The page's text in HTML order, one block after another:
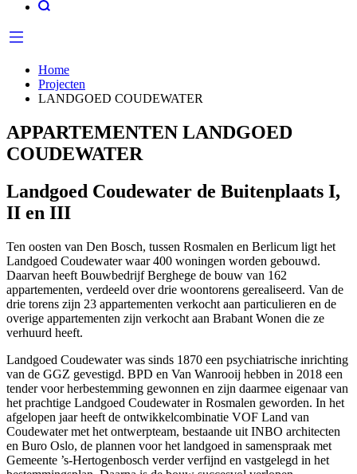
Home
Projecten
LANDGOED COUDEWATER
APPARTEMENTEN LANDGOED
COUDEWATER
Landgoed Coudewater de Buitenplaats I,
II en III
Ten oosten van Den Bosch, tussen Rosmalen en Berlicum ligt het
Landgoed Coudewater waar 400 woningen worden gebouwd.
Daarvan heeft Bouwbedrijf Berghege de bouw van 162
appartementen, verdeeld over drie woontorens gerealiseerd. Van de
drie torens zijn 23 appartementen verkocht aan particulieren en de
overige appartementen zijn verkocht aan Brabant Wonen die ze
verhuurd heeft.
Landgoed Coudewater was sinds 1870 een psychiatrische inrichting
van de GGZ gevestigd. BPD en Van Wanrooij hebben in 2018 een
tender voor herbestemming gewonnen en zijn daarmee eigenaar van
het prachtige Landgoed Coudewater in Rosmalen geworden. In het
afgelopen jaar heeft de ontwikkelcombinatie VOF Land van
Coudewater met het ontwerpteam, bestaande uit INBO architecten
en Buro Oslo, de plannen voor het landgoed in samenspraak met
Gemeente ’s-Hertogenbosch verder verfijnd en vastgelegd in het